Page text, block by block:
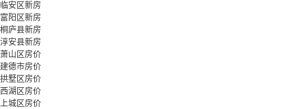
临安区新房
富阳区新房
桐庐县新房
淳安县新房
萧山区房价
建德市房价
拱墅区房价
西湖区房价
上城区房价